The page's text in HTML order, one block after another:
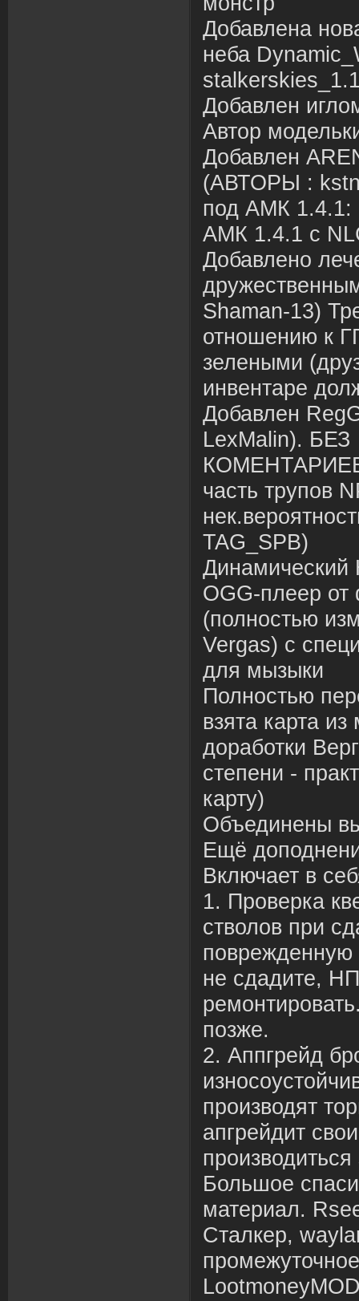
Добавлена
неба
Добавлен
Автор
Добавлен
(АВТОРЫ :
под АМК 1.4.1:
АМК 1.4.1 с
Добавлено
Shaman-13)
отношению к
зелеными
инвентаре
Добавлен
LexMalin). БЕЗ
часть трупов
TAG_SPB)
OGG-плеер
(полностью
Vergas) с
для мызыки
Полностью
взята карта
доработки
степени -
карту)
Объединены
Ещё
Включает в
1. Проверка
стволов при
поврежденную
не сдадите,
позже.
2. Аппгрейд
производят
апгрейдит
Большое
материал.
Сталкер,